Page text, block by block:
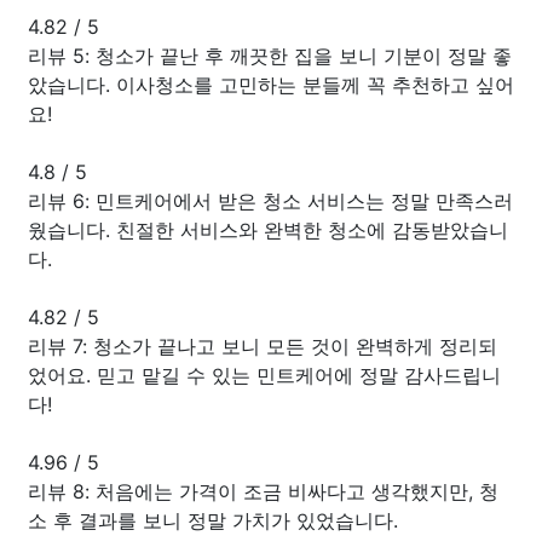
4.82 / 5
리뷰 5: 청소가 끝난 후 깨끗한 집을 보니 기분이 정말 좋
았습니다. 이사청소를 고민하는 분들께 꼭 추천하고 싶어
요!
4.8 / 5
리뷰 6: 민트케어에서 받은 청소 서비스는 정말 만족스러
웠습니다. 친절한 서비스와 완벽한 청소에 감동받았습니
다.
4.82 / 5
리뷰 7: 청소가 끝나고 보니 모든 것이 완벽하게 정리되
었어요. 믿고 맡길 수 있는 민트케어에 정말 감사드립니
다!
4.96 / 5
리뷰 8: 처음에는 가격이 조금 비싸다고 생각했지만, 청
소 후 결과를 보니 정말 가치가 있었습니다.